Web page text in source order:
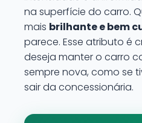
na superfície do carro.
mais brilhante e bem
parece. Esse atributo é
deseja manter o carro
sempre nova, como se
sair da concessionária.